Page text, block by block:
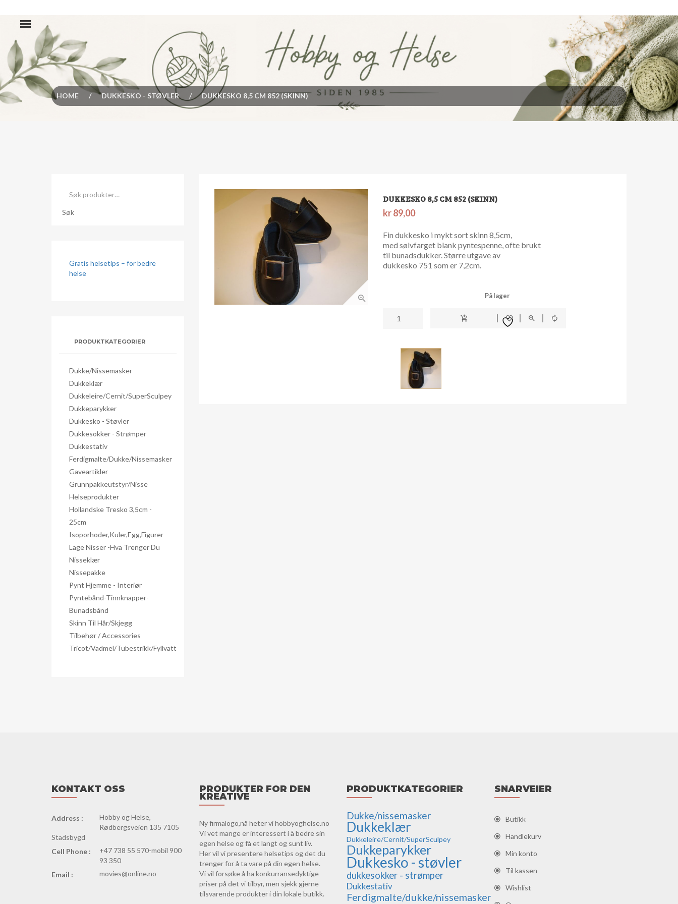
HOME / DUKKESKO - STØVLER / DUKKESKO 8,5 CM 852 (SKINN)
etter:
Søk
Gratis helsetips – for bedre
helse
PRODUKTKATEGORIER
Dukke/nissemasker
Dukkeklær
Dukkeleire/Cernit/SuperSculpey
Dukkeparykker
Dukkesko - Støvler
Dukkesokker - Strømper
Dukkestativ
Ferdigmalte/dukke/nissemasker
Gaveartikler
Grunnpakkeutstyr/nisse
Helseprodukter
Hollandske Tresko 3,5cm -
25cm
Isoporhoder,kuler,egg,figurer
Lage Nisser -hva Trenger Du
Nisseklær
Nissepakke
Pynt Hjemme - Interiør
Pyntebånd-Tinnknapper-
Bunadsbånd
Skinn Til Hår/skjegg
Tilbehør / Accessories
Tricot/Vadmel/Tubestrikk/Fyllvatt
DUKKESKO 8,5 CM 852 (SKINN)
kr89,00
Fin dukkesko i mykt sort skinn 8,5cm,
med sølvfarget blank pyntespenne, ofte brukt
til bunadsdukker. Større utgave av
dukkesko 751 som er 7,2cm.
På lager
dukkesko
KONTAKT OSS
Address :
Hobby og Helse,
Rødbergsveien 135 7105
Stadsbygd
Cell Phone :
+47 738 55 570-mobil 900
93 350
Email :
movies@online.no
PRODUKTER FOR DEN
KREATIVE
Ny firmalogo,nå heter vi hobbyoghelse.no
Vi vet mange er interessert i å bedre sin
egen helse og få et langt og sunt liv.
Her vil vi presentere helsetips og det du
trenger for å ta vare på din egen helse.
Vi vil forsøke å ha konkurransedyktige
priser på det vi tilbyr, men sjekk gjerne
tilsvarende produkter i din lokale butikk.
PRODUKTKATEGORIER
Dukke/nissemasker
Dukkeklær
Dukkeleire/Cernit/SuperSculpey
Dukkeparykker
Dukkesko - støvler
dukkesokker - strømper
Dukkestativ
Ferdigmalte/dukke/nissemasker
SNARVEIER
Butikk
Handlekurv
Min konto
Til kassen
Wishlist